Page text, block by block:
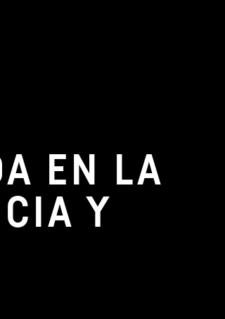
EN LA
Y